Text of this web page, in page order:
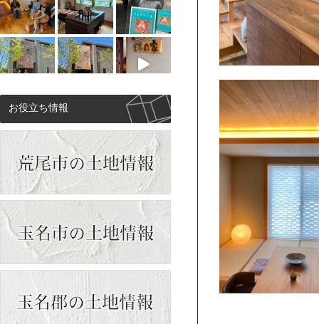
Instagramをフォロー
もっと見る
Instagramをフォロー
お役立ち情報